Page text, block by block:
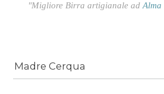
"Migliore Birra artigianale adAlma
Madre Cerqua